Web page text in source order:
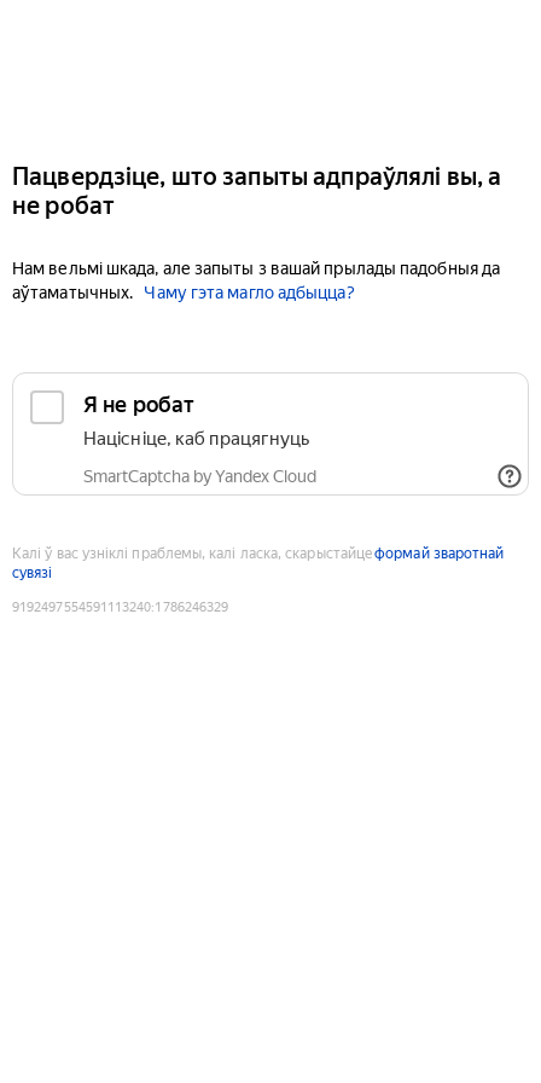
Пацвердзіце, што запыты адпраўлялі вы, а
не робат
Нам вельмі шкада, але запыты з вашай прылады падобныя да
аўтаматычных.
Чаму гэта магло адбыцца?
Я не робат
Націсніце, каб працягнуць
SmartCaptcha by Yandex Cloud
Калі ў вас узніклі праблемы, калі ласка, скарыстайцеформай зваротнай
сувязі
9192497554591113240:1786246329